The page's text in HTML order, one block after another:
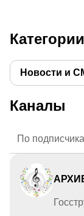
Категории
Новости и
Каналы
По